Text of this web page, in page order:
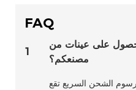
FAQ
1
على عينات من
مصنعكم؟
رسوم الشحن السريع تقع